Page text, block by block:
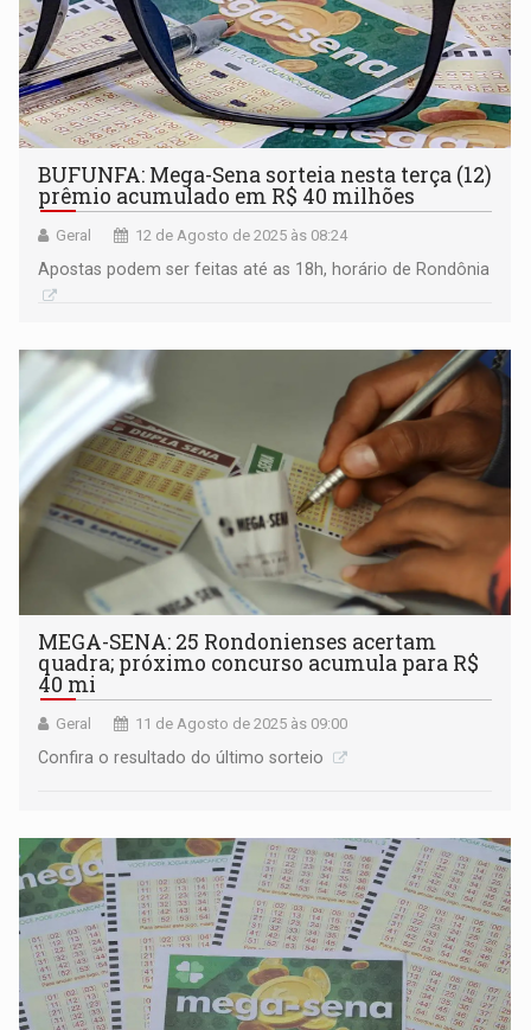
BUFUNFA: Mega-Sena sorteia nesta terça (12)
prêmio acumulado em R$ 40 milhões
Geral 12 de Agosto de 2025 às 08:24
Apostas podem ser feitas até as 18h, horário de Rondônia
MEGA-SENA: 25 Rondonienses acertam
quadra; próximo concurso acumula para R$
40 mi
Geral 11 de Agosto de 2025 às 09:00
Confira o resultado do último sorteio